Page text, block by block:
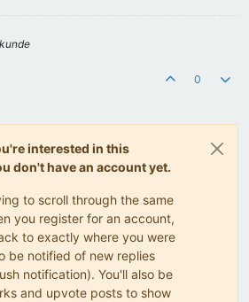
0
interested in this
don't have an account yet.
to scroll through the same
you register for an account,
to exactly where you were
be notified of new replies
notification). You'll also be
and upvote posts to show